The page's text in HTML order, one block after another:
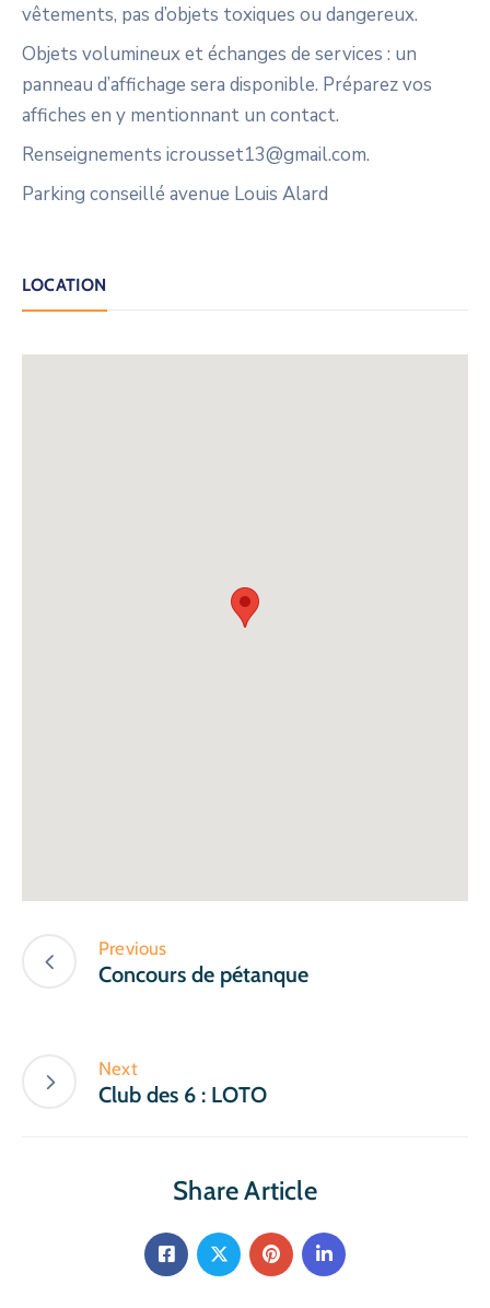
vêtements, pas d’objets toxiques ou dangereux.
Objets volumineux et échanges de services : un
panneau d’affichage sera disponible. Préparez vos
affiches en y mentionnant un contact.
Renseignements icrousset13@gmail.com.
Parking conseillé avenue Louis Alard
LOCATION
Previous
Concours de pétanque
Next
Club des 6 : LOTO
Share Article